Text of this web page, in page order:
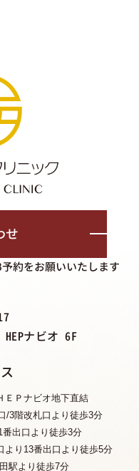
せ
約をお願いいたします
ナビオ 6F
ＥＰナビオ地下直結
/3階改札口より徒歩3分
出口より徒歩3分
より13番出口より徒歩5分
駅より徒歩7分